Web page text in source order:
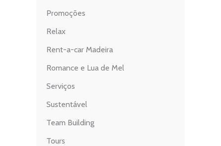
Promoções
Relax
Rent-a-car Madeira
Romance e Lua de Mel
Serviços
Sustentável
Team Building
Tours